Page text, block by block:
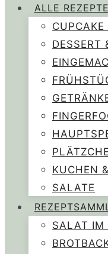
ALLE REZEPTE
DESSERT
KUCHEN
SALATE
SALAT IM